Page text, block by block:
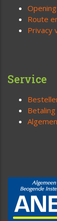
Route
Privacy
Service